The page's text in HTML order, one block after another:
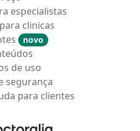
especialistas
clinicas
novo
de uso
segurança
para clientes
Doctoralia - Homepage